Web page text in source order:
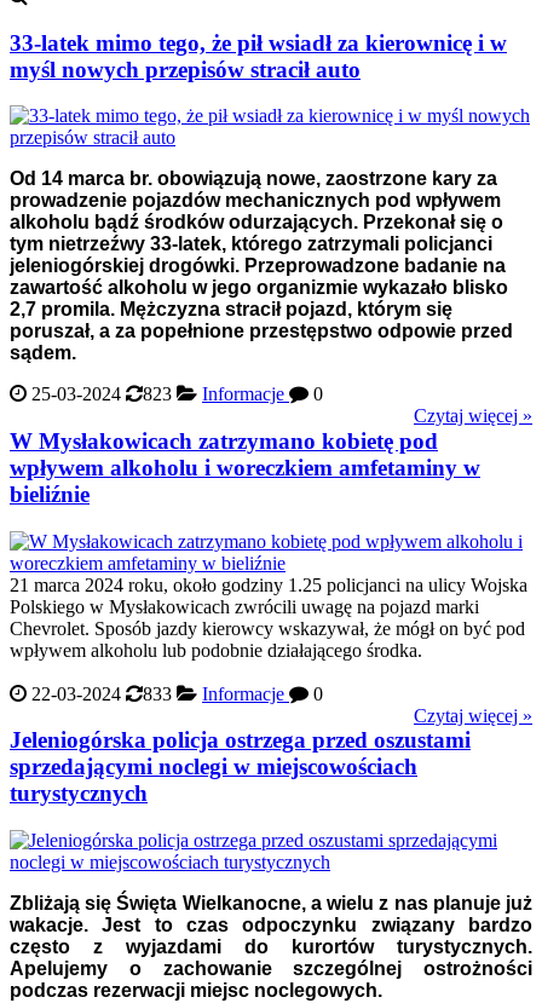
33-latek mimo tego, że pił wsiadł za kierownicę i w
myśl nowych przepisów stracił auto
Od 14 marca br. obowiązują nowe, zaostrzone kary za
prowadzenie pojazdów mechanicznych pod wpływem
alkoholu bądź środków odurzających. Przekonał się o
tym nietrzeźwy 33-latek, którego zatrzymali policjanci
jeleniogórskiej drogówki. Przeprowadzone badanie na
zawartość alkoholu w jego organizmie wykazało blisko
2,7 promila. Mężczyzna stracił pojazd, którym się
poruszał, a za popełnione przestępstwo odpowie przed
sądem.
25-03-2024
823 Informacje
0
Czytaj więcej »
W Mysłakowicach zatrzymano kobietę pod
wpływem alkoholu i woreczkiem amfetaminy w
bieliźnie
21 marca 2024 roku, około godziny 1.25 policjanci na ulicy Wojska
Polskiego w Mysłakowicach zwrócili uwagę na pojazd marki
Chevrolet. Sposób jazdy kierowcy wskazywał, że mógł on być pod
wpływem alkoholu lub podobnie działającego środka.
22-03-2024 833 Informacje
0
Czytaj więcej »
Jeleniogórska policja ostrzega przed oszustami
sprzedającymi noclegi w miejscowościach
turystycznych
Zbliżają się Święta Wielkanocne, a wielu z nas planuje już
wakacje. Jest to czas odpoczynku związany bardzo
często z wyjazdami do kurortów turystycznych.
Apelujemy o zachowanie szczególnej ostrożności
podczas rezerwacji miejsc noclegowych.